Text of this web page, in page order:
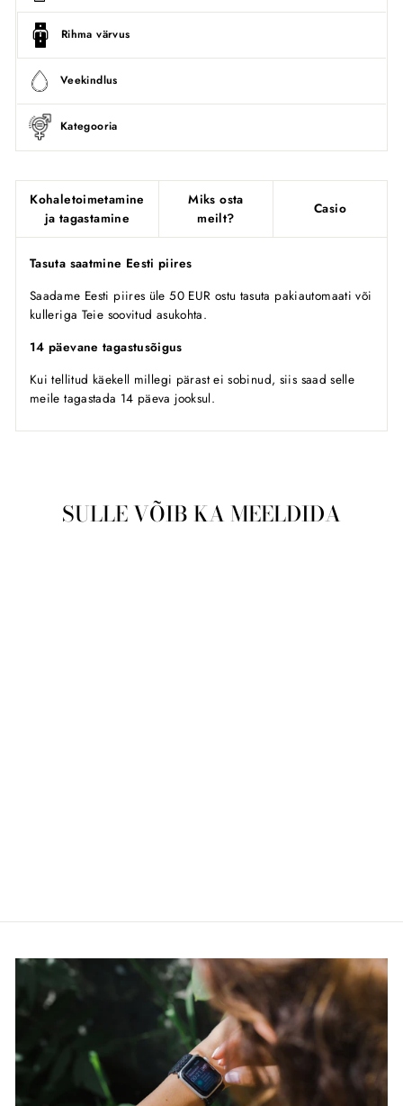
Rihma värvus
Veekindlus
Kategooria
Kohaletoimetamine
ja tagastamine
Miks osta
meilt?
Casio
Tasuta saatmine Eesti piires
Saadame Eesti piires üle 50 EUR ostu tasuta pakiautomaati või
kulleriga Teie soovitud asukohta.
14 päevane tagastusõigus
Kui tellitud käekell millegi pärast ei sobinud, siis saad selle
meile tagastada 14 päeva jooksul.
SULLE VÕIB KA MEELDIDA